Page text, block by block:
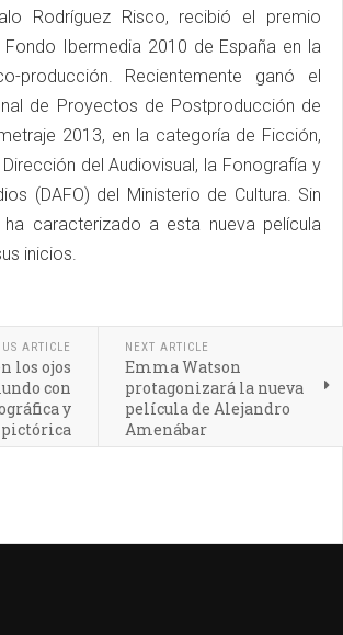
Rodríguez Risco, recibió el premio
Ibermedia 2010 de España en la
producción. Recientemente ganó el
de Proyectos de Postproducción de
2013, en la categoría de Ficción,
del Audiovisual, la Fonografía y
(DAFO) del Ministerio de Cultura. Sin
caracterizado a esta nueva película
inicios.
ARTICLE
los ojos
con
y
pictórica
NEXT ARTICLE
Emma Watson
protagonizará la nueva
película de Alejandro
Amenábar